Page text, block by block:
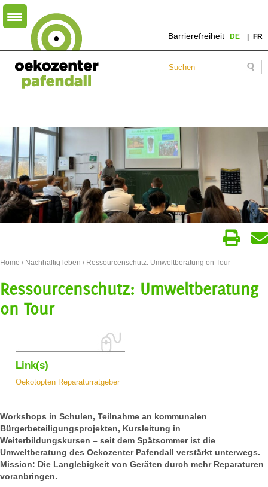
Barrierefreiheit DE FR
Home / Nachhaltig leben / Ressourcenschutz: Umweltberatung on Tour
Ressourcenschutz: Umweltberatung
on Tour
Link(s)
Oekotopten Reparaturratgeber
Workshops in Schulen, Teilnahme an kommunalen
Bürgerbeteiligungsprojekten, Kursleitung in
Weiterbildungskursen – seit dem Spätsommer ist die
Umweltberatung des Oekozenter Pafendall verstärkt unterwegs.
Mission: Die Langlebigkeit von Geräten durch mehr Reparaturen
voranbringen.